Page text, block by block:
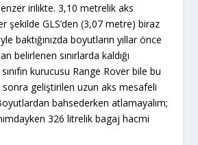
irilikte. 3,10 metrelik aks
şekilde GLS’den (3,07 metre) biraz
baktığınızda boyutların yıllar önce
belirlenen sınırlarda kaldığı
kurucusu Range Rover bile bu
sonra geliştirilen uzun aks mesafeli
bahsederken atlamayalım;
326 litrelik bagaj hacmi